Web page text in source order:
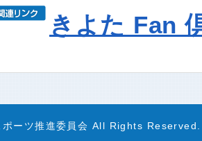
きよた Fan
ーツ推進委員会 All Rights Reserved.